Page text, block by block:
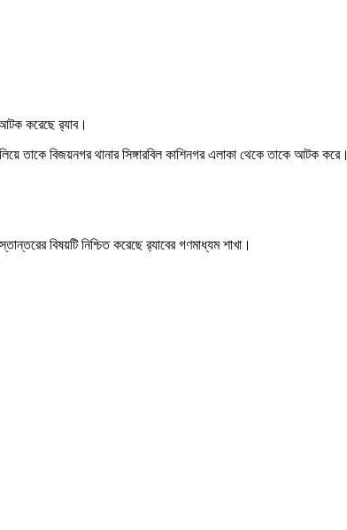
করেছে র‌্যাব।
তাকে বিজয়নগর থানার সিঙ্গারবিল কাশিনগর এলাকা থেকে তাকে আটক করে।
বিষয়টি নিশ্চিত করেছে র‌্যাবের গণমাধ্যম শাখা।